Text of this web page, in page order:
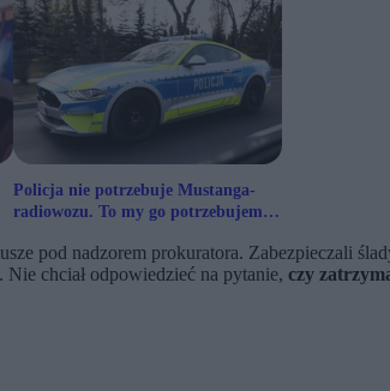
Policja nie potrzebuje Mustanga-
radiowozu. To my go potrzebujemy
pod nadzorem prokuratora. Zabezpieczali
chciał odpowiedzieć na pytanie, czy